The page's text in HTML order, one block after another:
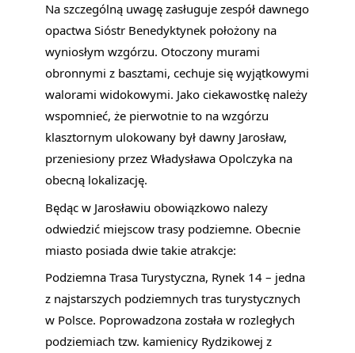
Na szczególną uwagę zasługuje zespół dawnego
opactwa Sióstr Benedyktynek położony na
wyniosłym wzgórzu. Otoczony murami
obronnymi z basztami, cechuje się wyjątkowymi
walorami widokowymi. Jako ciekawostkę należy
wspomnieć, że pierwotnie to na wzgórzu
klasztornym ulokowany był dawny Jarosław,
przeniesiony przez Władysława Opolczyka na
obecną lokalizację.
Będąc w Jarosławiu obowiązkowo nalezy
odwiedzić miejscow trasy podziemne. Obecnie
miasto posiada dwie takie atrakcje:
Podziemna Trasa Turystyczna, Rynek 14 – jedna
z najstarszych podziemnych tras turystycznych
w Polsce. Poprowadzona została w rozległych
podziemiach tzw. kamienicy Rydzikowej z